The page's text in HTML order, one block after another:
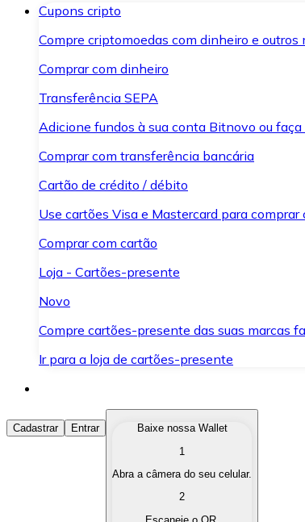
Cupons cripto
Compre criptomoedas com dinheiro e
Comprar com dinheiro
Transferência SEPA
Adicione fundos à sua conta Bitnovo ou
Comprar com transferência bancária
Cartão de crédito / débito
Use cartões Visa e Mastercard para comprar
Comprar com cartão
Loja - Cartões-presente
Novo
Compre cartões-presente das suas marcas
Ir para a loja de cartões-presente
Comprar Criptomoedas
Compre as criptomoedas de seu interesse de
Converta suas criptomoedas em moeda
Cadastrar Entrar
Baixe nossa Wallet
1
Abra a câmera do seu celular.
2